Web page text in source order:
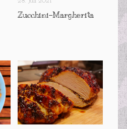
Zucchini-Margherita